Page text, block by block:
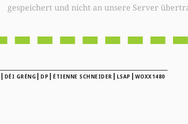
gespeichert und nicht an unsere Server
| DÉI GRÉNG | DP | ÉTIENNE SCHNEIDER | LSAP | WOXX1480